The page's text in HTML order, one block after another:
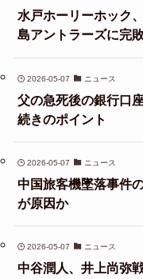
水戸ホーリーホック
島アントラーズに完
2026-05-07 ニュース
父の急死後の銀行口
続きのポイント
2026-05-07 ニュース
中国旅客機墜落事件
が原因か
2026-05-07 ニュース
中谷潤人、井上尚弥